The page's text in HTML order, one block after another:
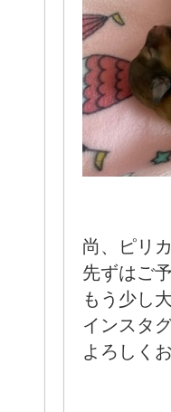
尚、ピリ
先ずはご
もう少し
インスタ
よろしく